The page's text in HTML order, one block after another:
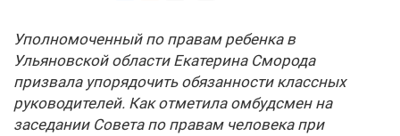
Уполномоченный по правам ребенка в
Ульяновской области Екатерина Сморода
призвала упорядочить обязанности классных
руководителей. Как отметила омбудсмен на
заседании Совета по правам человека при